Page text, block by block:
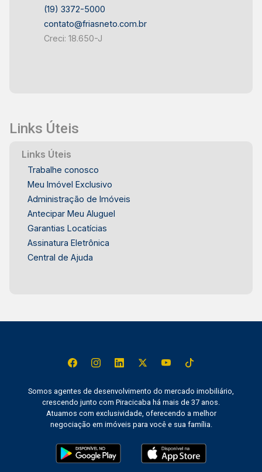
(19) 3372-5000
contato@friasneto.com.br
Creci: 18.650-J
Links Úteis
Links Úteis
Trabalhe conosco
Meu Imóvel Exclusivo
Administração de Imóveis
Antecipar Meu Aluguel
Garantias Locatícias
Assinatura Eletrônica
Central de Ajuda
Somos agentes de desenvolvimento do mercado imobiliário,
crescendo junto com Piracicaba há mais de 37 anos.
Atuamos com exclusividade, oferecendo a melhor
negociação em imóveis para você e sua família.